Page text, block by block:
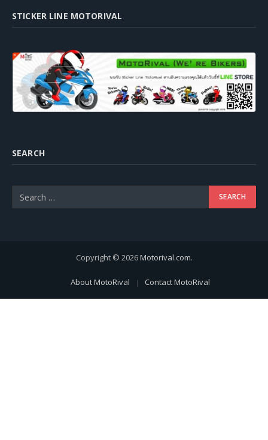
STICKER LINE MOTORIVAL
SEARCH
Copyright © 2026Motorival.com.
About MotoRival Contact MotoRival